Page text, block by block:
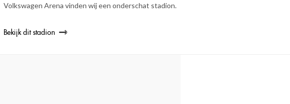
Volkswagen Arena vinden wij een onderschat stadion.
Bekijk dit stadion